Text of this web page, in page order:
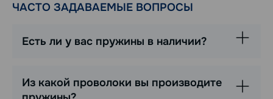
ЧАСТО ЗАДАВАЕМЫЕ ВОПРОСЫ
Есть ли у вас пружины в наличии?
Из какой проволоки вы производите